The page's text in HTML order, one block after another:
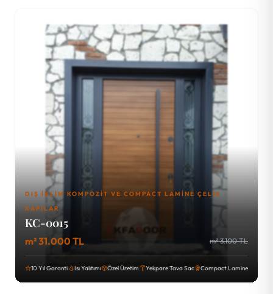
DIŞ İKLIM KOMPOZIT VE COMPACT LAMINE ÇELIK
KAPILAR
KC-0015
m² 31.000 TL m² 3.100 TL
10 Yıl Garanti Isı Yalıtımı Özel Üretim Yekpare Tava Sac Compact Lamine